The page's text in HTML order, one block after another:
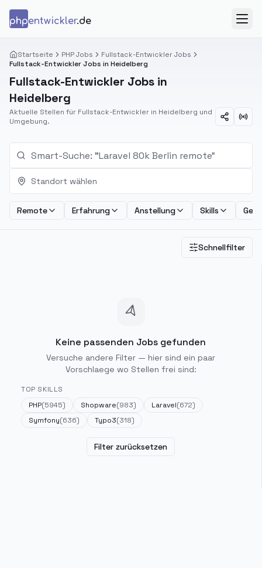
phpentwickler.de
Startseite PHP Jobs
Fullstack-Entwickler Jobs
Fullstack-Entwickler Jobs in Heidelberg
Fullstack-Entwickler Jobs in
Heidelberg
Aktuelle Stellen für Fullstack-Entwickler in Heidelberg und
Umgebung.
Standort wählen
Remote Erfahrung Anstellung Skills
Schnellfilter
Keine passenden Jobs gefunden
Versuche andere Filter — hier sind ein paar
Vorschlaege wo Stellen frei sind:
TOP SKILLS
PHP(5945) Shopware(983) Laravel(672)
Symfony(636) Typo3(318)
Filter zurücksetzen